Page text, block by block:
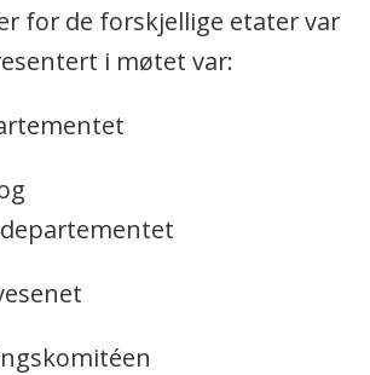
for de forskjellige etater var
i møtet var: